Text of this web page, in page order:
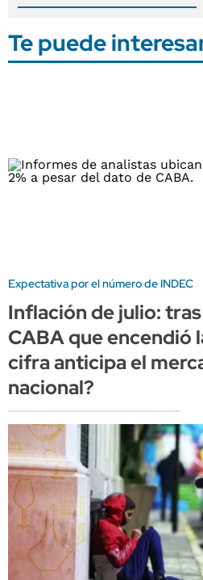
Te puede
Expectativa por el número de INDEC
Inflación de julio:
CABA que encendió
cifra anticipa el
nacional?